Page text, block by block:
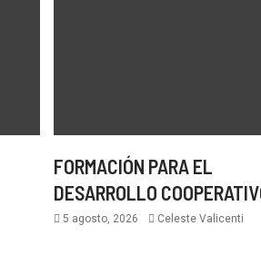
FORMACIÓN PARA EL
DESARROLLO
5 agosto, 2026 Celeste Valicenti